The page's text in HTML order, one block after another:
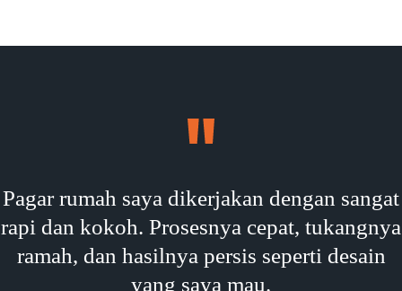
Pagar rumah saya dikerjakan dengan sangat
rapi dan kokoh. Prosesnya cepat, tukangnya
ramah, dan hasilnya persis seperti desain
yang saya mau.